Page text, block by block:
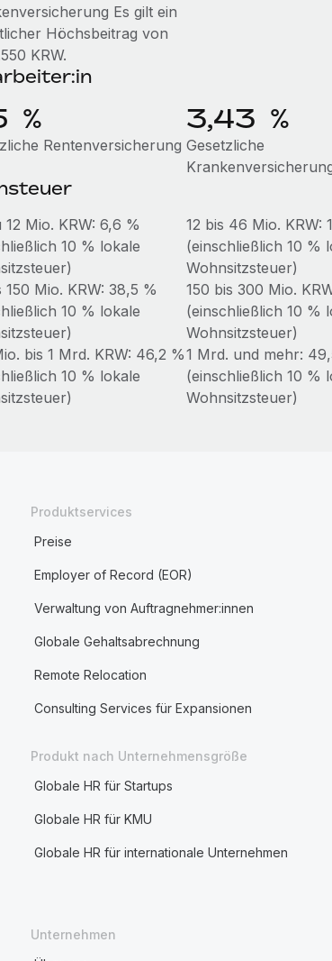
Es gilt ein
Höchsbeitrag von
KRW.
%
Rentenversicherung
3,43 %
Gesetzliche
12 Mio. KRW: 6,6 %
10 % lokale
12 bis 46 Mio. KRW:
(einschließlich 10 %
Wohnsitzsteuer)
150 Mio. KRW: 38,5 %
10 % lokale
150 bis 300 Mio.
(einschließlich 10 %
Wohnsitzsteuer)
bis 1 Mrd. KRW: 46,2 %
10 % lokale
1 Mrd. und mehr:
(einschließlich 10 %
Wohnsitzsteuer)
Produktservices
Preise
Employer of Record (EOR)
Verwaltung von Auftragnehmer:innen
Globale Gehaltsabrechnung
Remote Relocation
Consulting Services für Expansionen
Produkt nach Unternehmensgröße
Globale HR für Startups
Globale HR für KMU
Globale HR für internationale Unternehmen
Unternehmen